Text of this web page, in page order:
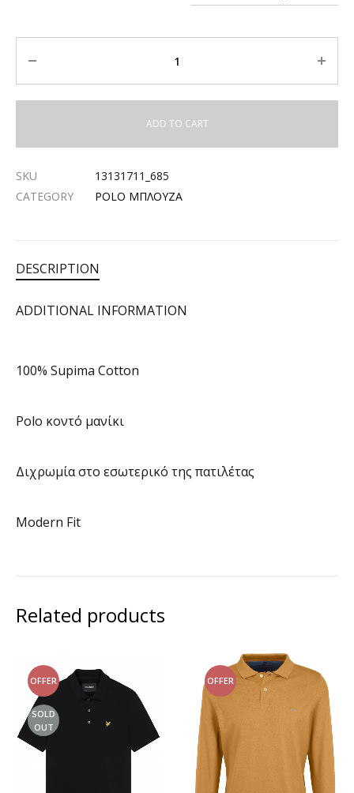
ADD TO CART
SKU
13131711_685
CATEGORY
POLO ΜΠΛΟΥΖΑ
DESCRIPTION
ADDITIONAL INFORMATION
100% Supima Cotton
Polo κοντό μανίκι
Διχρωμία στο εσωτερικό της πατιλέτας
Modern Fit
Related products
OFFER
SOLD
OUT
OFFER